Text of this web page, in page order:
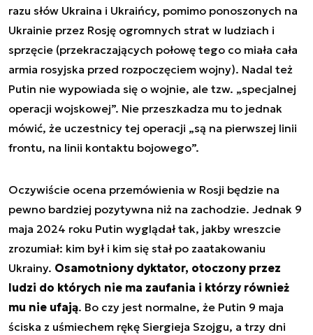
razu słów Ukraina i Ukraińcy, pomimo ponoszonych na
Ukrainie przez Rosję ogromnych strat w ludziach i
sprzęcie (przekraczających połowę tego co miała cała
armia rosyjska przed rozpoczęciem wojny). Nadal też
Putin nie wypowiada się o wojnie, ale tzw. „specjalnej
operacji wojskowej”. Nie przeszkadza mu to jednak
mówić, że uczestnicy tej operacji „są na pierwszej linii
frontu, na linii kontaktu bojowego”.
Oczywiście ocena przemówienia w Rosji będzie na
pewno bardziej pozytywna niż na zachodzie. Jednak 9
maja 2024 roku Putin wyglądał tak, jakby wreszcie
zrozumiał: kim był i kim się stał po zaatakowaniu
Ukrainy. Osamotniony dyktator, otoczony przez
ludzi do których nie ma zaufania i którzy również
mu nie ufają. Bo czy jest normalne, że Putin 9 maja
ściska z uśmiechem rękę Siergieja Szojgu, a trzy dni